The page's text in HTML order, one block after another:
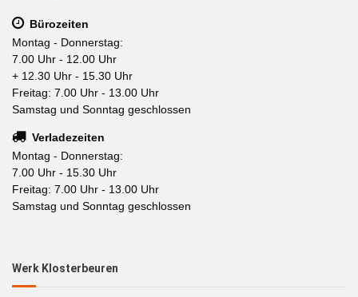
Bürozeiten
Montag - Donnerstag:
7.00 Uhr - 12.00 Uhr
+ 12.30 Uhr - 15.30 Uhr
Freitag: 7.00 Uhr - 13.00 Uhr
Samstag und Sonntag geschlossen
Verladezeiten
Montag - Donnerstag:
7.00 Uhr - 15.30 Uhr
Freitag: 7.00 Uhr - 13.00 Uhr
Samstag und Sonntag geschlossen
Werk Klosterbeuren